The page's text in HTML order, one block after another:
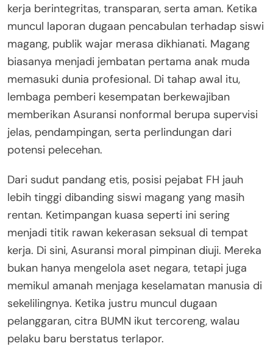
kerja berintegritas, transparan, serta aman. Ketika
muncul laporan dugaan pencabulan terhadap siswi
magang, publik wajar merasa dikhianati. Magang
biasanya menjadi jembatan pertama anak muda
memasuki dunia profesional. Di tahap awal itu,
lembaga pemberi kesempatan berkewajiban
memberikan Asuransi nonformal berupa supervisi
jelas, pendampingan, serta perlindungan dari
potensi pelecehan.
Dari sudut pandang etis, posisi pejabat FH jauh
lebih tinggi dibanding siswi magang yang masih
rentan. Ketimpangan kuasa seperti ini sering
menjadi titik rawan kekerasan seksual di tempat
kerja. Di sini, Asuransi moral pimpinan diuji. Mereka
bukan hanya mengelola aset negara, tetapi juga
memikul amanah menjaga keselamatan manusia di
sekelilingnya. Ketika justru muncul dugaan
pelanggaran, citra BUMN ikut tercoreng, walau
pelaku baru berstatus terlapor.